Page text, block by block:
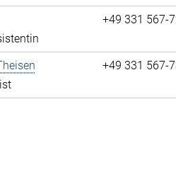
+49 331 567-
+49 331 567-